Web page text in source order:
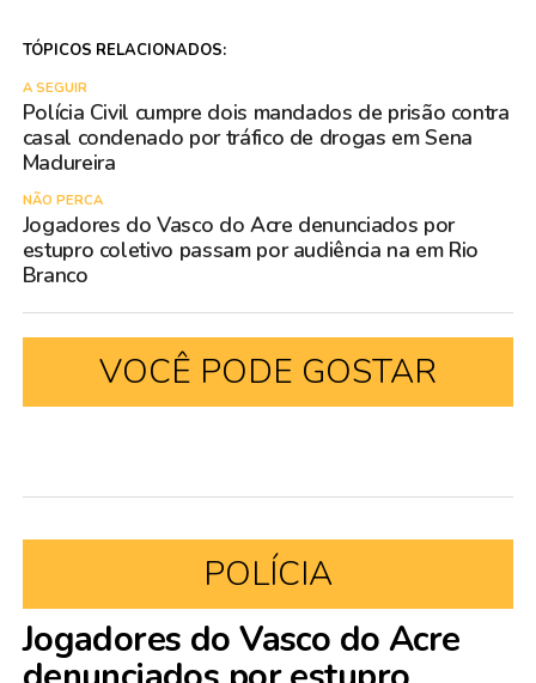
TÓPICOS RELACIONADOS:
A SEGUIR
Polícia Civil cumpre dois mandados de prisão contra
casal condenado por tráfico de drogas em Sena
Madureira
NÃO PERCA
Jogadores do Vasco do Acre denunciados por
estupro coletivo passam por audiência na em Rio
Branco
VOCÊ PODE GOSTAR
POLÍCIA
Jogadores do Vasco do Acre